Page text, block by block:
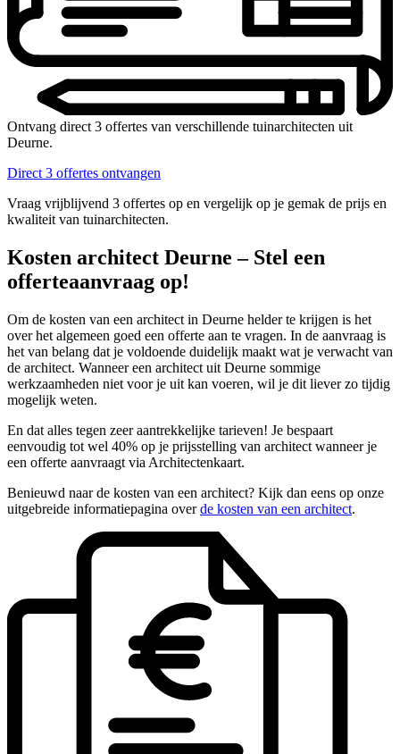
Ontvang direct 3 offertes van verschillende tuinarchitecten uit
Deurne.
Direct 3 offertes ontvangen
Vraag vrijblijvend 3 offertes op en vergelijk op je gemak de prijs en
kwaliteit van tuinarchitecten.
Kosten architect Deurne – Stel een
offerteaanvraag op!
Om de kosten van een architect in Deurne helder te krijgen is het
over het algemeen goed een offerte aan te vragen. In de aanvraag is
het van belang dat je voldoende duidelijk maakt wat je verwacht van
de architect. Wanneer een architect uit Deurne sommige
werkzaamheden niet voor je uit kan voeren, wil je dit liever zo tijdig
mogelijk weten.
En dat alles tegen zeer aantrekkelijke tarieven! Je bespaart
eenvoudig tot wel 40% op je prijsstelling van architect wanneer je
een offerte aanvraagt via Architectenkaart.
Benieuwd naar de kosten van een architect? Kijk dan eens op onze
uitgebreide informatiepagina overde kosten van een architect.